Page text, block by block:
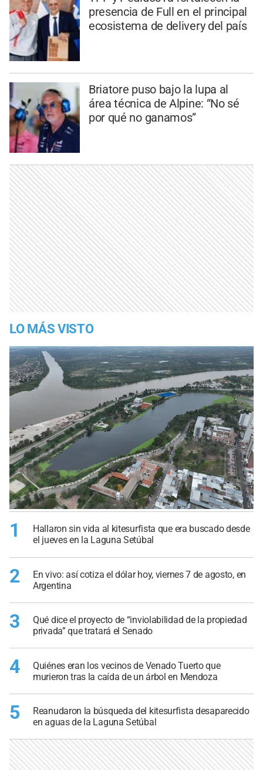
presencia de Full en el principal
ecosistema de delivery del país
Briatore puso bajo la lupa al
área técnica de Alpine: “No sé
por qué no ganamos”
LO MÁS VISTO
1
Hallaron sin vida al kitesurfista que era buscado desde
el jueves en la Laguna Setúbal
2
En vivo: así cotiza el dólar hoy, viernes 7 de agosto, en
Argentina
3
Qué dice el proyecto de “inviolabilidad de la propiedad
privada” que tratará el Senado
4
Quiénes eran los vecinos de Venado Tuerto que
murieron tras la caída de un árbol en Mendoza
5
Reanudaron la búsqueda del kitesurfista desaparecido
en aguas de la Laguna Setúbal